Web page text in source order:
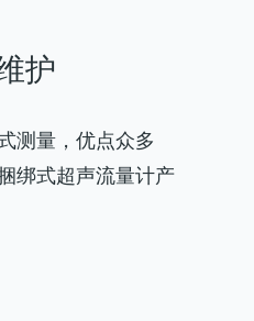
护
测量，优点众多
绑式超声流量计产